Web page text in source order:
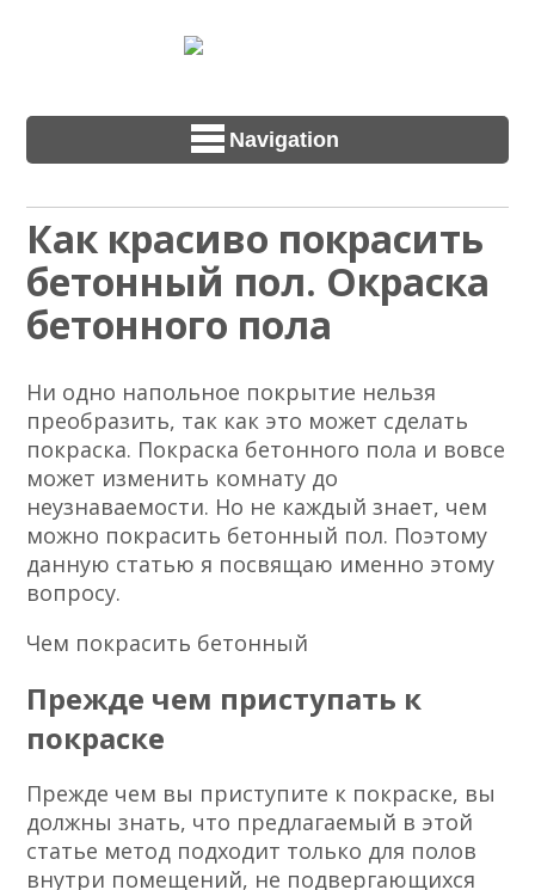
Navigation
Как красиво покрасить
бетонный пол. Окраска
бетонного пола
Ни одно напольное покрытие нельзя
преобразить, так как это может сделать
покраска. Покраска бетонного пола и вовсе
может изменить комнату до
неузнаваемости. Но не каждый знает, чем
можно покрасить бетонный пол. Поэтому
данную статью я посвящаю именно этому
вопросу.
Чем покрасить бетонный
Прежде чем приступать к
покраске
Прежде чем вы приступите к покраске, вы
должны знать, что предлагаемый в этой
статье метод подходит только для полов
внутри помещений, не подвергающихся